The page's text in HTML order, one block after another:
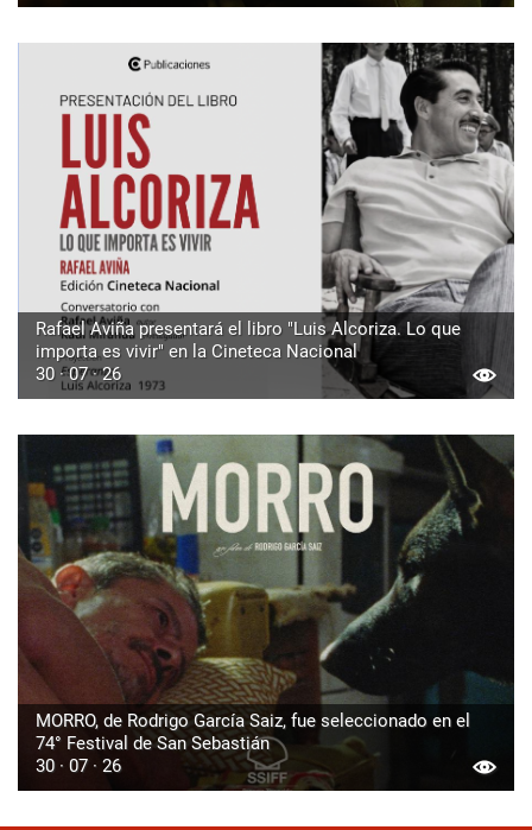
Rafael Aviña presentará el libro "Luis Alcoriza. Lo que
importa es vivir" en la Cineteca Nacional
30 · 07 · 26
MORRO, de Rodrigo García Saiz, fue seleccionado en el
74° Festival de San Sebastián
30 · 07 · 26